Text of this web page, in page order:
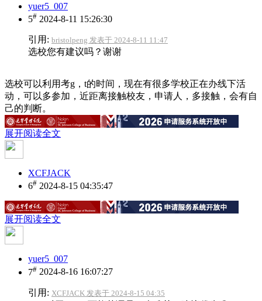
yuer5_007
5# 2024-8-11 15:26:30
引用: bristolpeng 发表于 2024-8-11 11:47
选校您有建议吗？谢谢
选校可以利用考g，t的时间，现在有很多学校正在办线下活
动，可以多参加，近距离接触校友，申请人，多接触，会有自
己的判断。
展开阅读全文
XCFJACK
6# 2024-8-15 04:35:47
展开阅读全文
yuer5_007
7# 2024-8-16 16:07:27
引用: XCFJACK 发表于 2024-8-15 04:35